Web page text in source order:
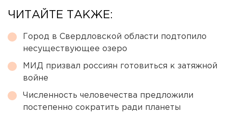
ЧИТАЙТЕ ТАКЖЕ:
Город в Свердловской области подтопило
несуществующее озеро
МИД призвал россиян готовиться к затяжной
войне
Численность человечества предложили
постепенно сократить ради планеты